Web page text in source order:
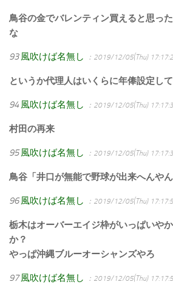
鳥谷の金でバレンティン買えると思っ
な
93 風吹けば名無し ：2019/12/05(Thu)
というか代理人はいくらに年俸設定し
94 風吹けば名無し ：2019/12/05(Thu)
村田の再来
95 風吹けば名無し ：2019/12/05(Thu)
鳥谷「井口が無能で野球が出来へんやん
96 風吹けば名無し ：2019/12/05(Thu)
栃木はオーバーエイジ枠がいっぱいや
か？
やっぱ沖縄ブルーオーシャンズやろ
97 風吹けば名無し ：2019/12/05(Thu)